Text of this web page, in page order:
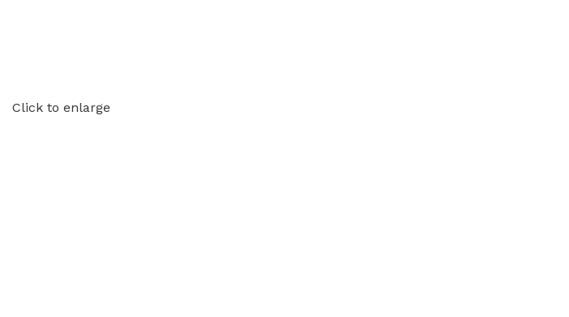
Click to enlarge